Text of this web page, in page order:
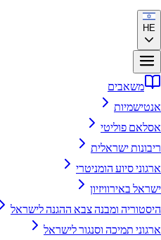
HE
משאבים
פוליטי
ישראלית
סיוע הומניטרי
באירוויזיון
ומבנה צבא ההגנה לישראל
תמיכה וסנגור לישראל